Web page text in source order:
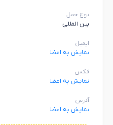
نوع حمل
بین المللی
ایمیل
نمایش به اعضا
فکس
نمایش به اعضا
آدرس
نمایش به اعضا